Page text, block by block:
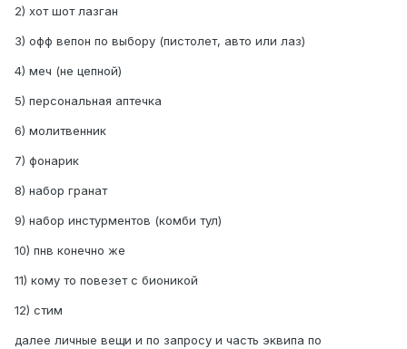
2) хот шот лазган
3) офф вепон по выбору (пистолет, авто или лаз)
4) меч (не цепной)
5) персональная аптечка
6) молитвенник
7) фонарик
8) набор гранат
9) набор инстурментов (комби тул)
10) пнв конечно же
11) кому то повезет с бионикой
12) стим
далее личные вещи и по запросу и часть эквипа по